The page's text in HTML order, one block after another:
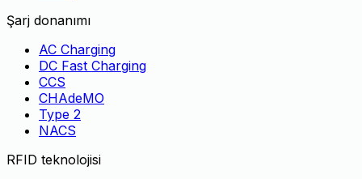
Şarj donanımı
AC Charging
DC Fast Charging
CCS
CHAdeMO
Type 2
NACS
RFID teknolojisi